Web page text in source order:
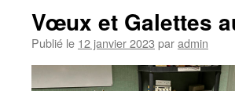
Vœux et Galettes
Publié le 12 janvier 2023 paradmin